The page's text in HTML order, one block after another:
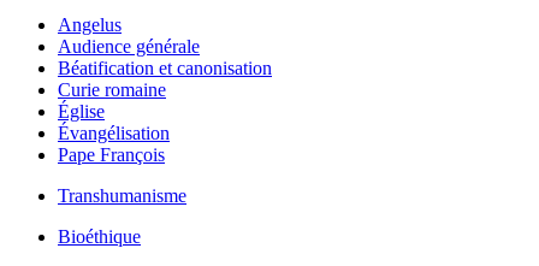
Angelus
Audience générale
Béatification et canonisation
Curie romaine
Église
Évangélisation
Pape François
Transhumanisme
Bioéthique